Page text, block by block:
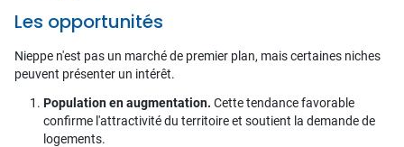
Les opportunités
Nieppe n'est pas un marché de premier plan, mais certaines niches
peuvent présenter un intérêt.
Population en augmentation. Cette tendance favorable
confirme l'attractivité du territoire et soutient la demande de
logements.